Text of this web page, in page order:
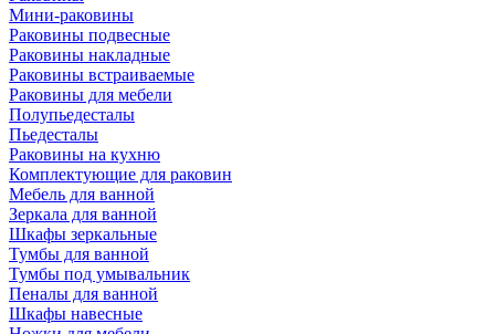
Мини-раковины
Раковины подвесные
Раковины накладные
Раковины встраиваемые
Раковины для мебели
Полупьедесталы
Пьедесталы
Раковины на кухню
Комплектующие для раковин
Мебель для ванной
Зеркала для ванной
Шкафы зеркальные
Тумбы для ванной
Тумбы под умывальник
Пеналы для ванной
Шкафы навесные